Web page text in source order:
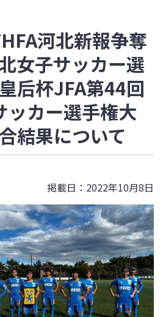
河北新報争奪
女子サッカー選
后杯JFA第44回
ッカー選手権大
結果について
掲載日：2022年10月8日